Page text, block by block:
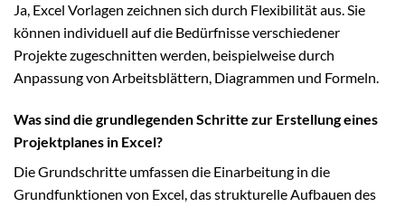
Ja, Excel Vorlagen zeichnen sich durch Flexibilität aus. Sie
können individuell auf die Bedürfnisse verschiedener
Projekte zugeschnitten werden, beispielweise durch
Anpassung von Arbeitsblättern, Diagrammen und Formeln.
Was sind die grundlegenden Schritte zur Erstellung eines
Projektplanes in Excel?
Die Grundschritte umfassen die Einarbeitung in die
Grundfunktionen von Excel, das strukturelle Aufbauen des